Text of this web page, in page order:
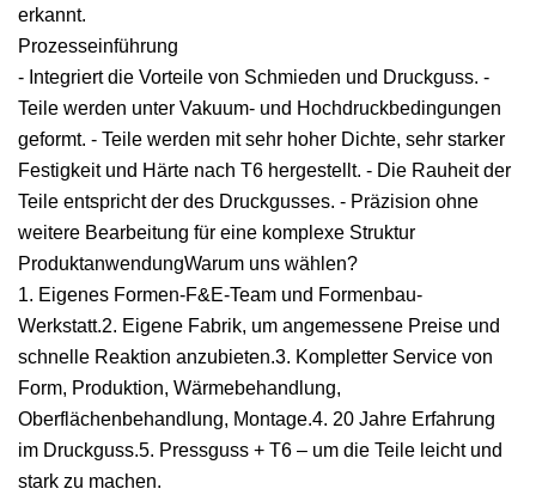
erkannt.
Prozesseinführung
- Integriert die Vorteile von Schmieden und Druckguss. -
Teile werden unter Vakuum- und Hochdruckbedingungen
geformt. - Teile werden mit sehr hoher Dichte, sehr starker
Festigkeit und Härte nach T6 hergestellt. - Die Rauheit der
Teile entspricht der des Druckgusses. - Präzision ohne
weitere Bearbeitung für eine komplexe Struktur
ProduktanwendungWarum uns wählen?
1. Eigenes Formen-F&E-Team und Formenbau-
Werkstatt.2. Eigene Fabrik, um angemessene Preise und
schnelle Reaktion anzubieten.3. Kompletter Service von
Form, Produktion, Wärmebehandlung,
Oberflächenbehandlung, Montage.4. 20 Jahre Erfahrung
im Druckguss.5. Pressguss + T6 – um die Teile leicht und
stark zu machen.